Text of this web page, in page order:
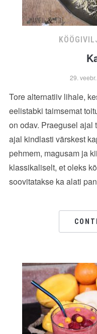
29.
Tore alternatiiv lihale,
eelistabki taimsemat
on odav. Praegusel ajal
ajal kindlasti värskest
pehmem, magusam ja
klassikaliselt, et oleks
soovitatakse ka alati